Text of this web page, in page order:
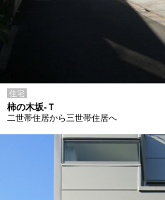
住宅
柿の木坂-Ｔ
二世帯住居から三世帯住居へ